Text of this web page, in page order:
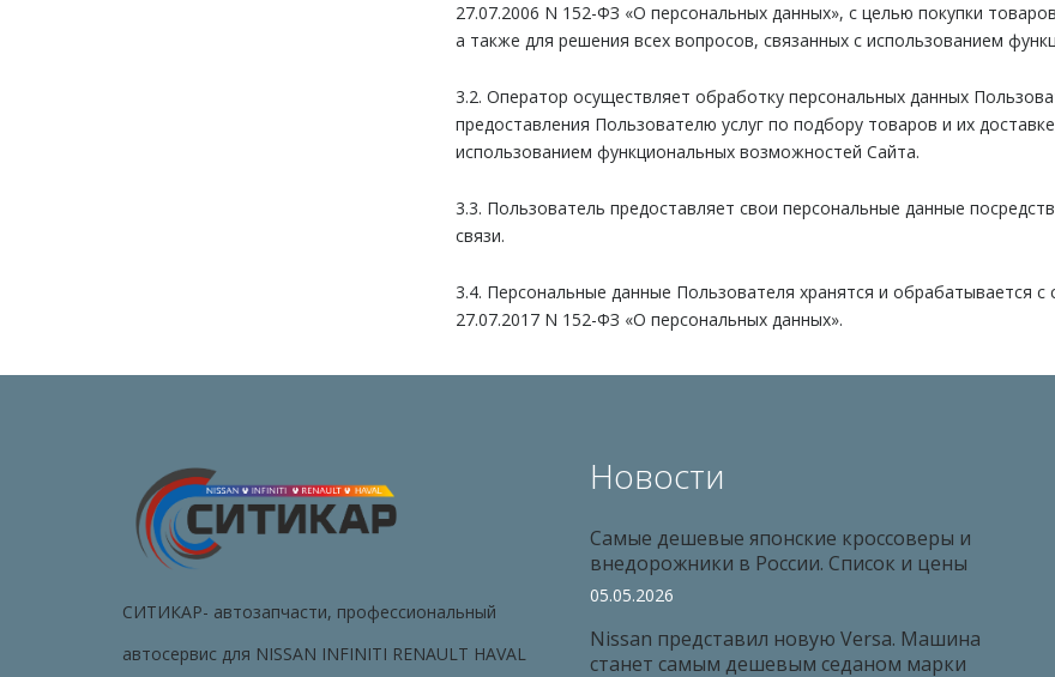
27.07.2006 N 152-ФЗ «О персональных данных», с целью покупки
а также для решения всех вопросов, связанных с использованием
3.2. Оператор осуществляет обработку персональных данных
предоставления Пользователю услуг по подбору товаров и их
использованием функциональных возможностей Сайта.
3.3. Пользователь предоставляет свои персональные данные
связи.
3.4. Персональные данные Пользователя хранятся и обрабатывается
27.07.2017 N 152-ФЗ «О персональных данных».
СИТИКАР- автозапчасти, профессиональный
автосервис для NISSAN INFINITI RENAULT HAVAL
Новости
Самые дешевые японские кроссоверы и
внедорожники в России. Список и цены
05.05.2026
Nissan представил новую Versa. Машина
станет самым дешевым седаном марки